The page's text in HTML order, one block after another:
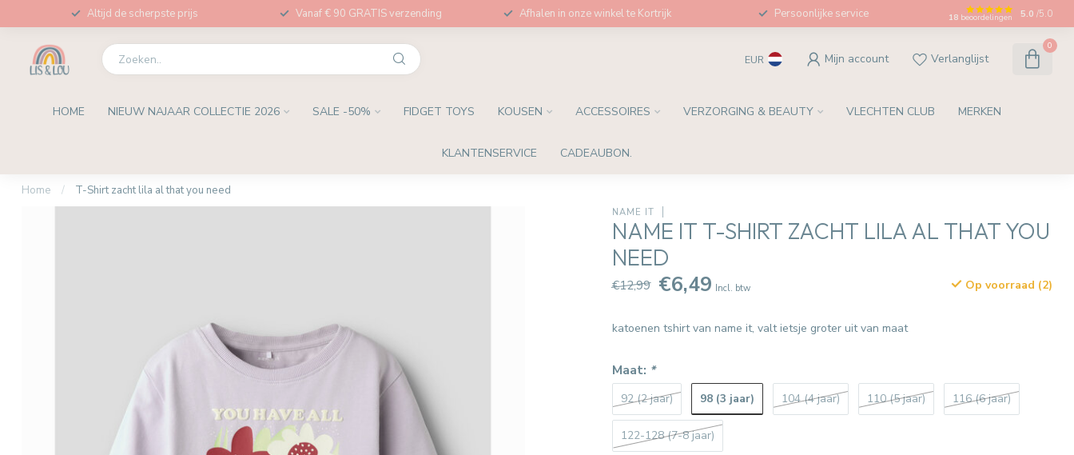
Altijd de scherpste prijs Vanaf € 90 GRATIS verzending Afhalen in onze winkel te Kortrijk Persoonlijke service 18 beoordelingen 5.0 /5.0
EUR Mijn account Verlanglijst
0
HOME NIEUW NAJAAR COLLECTIE 2026 SALE -50% FIDGET TOYS KOUSEN ACCESSOIRES VERZORGING & BEAUTY VLECHTEN CLUB MERKEN
KLANTENSERVICE CADEAUBON.
Home / T-Shirt zacht lila al that you need
NAME IT
NAME IT T-SHIRT ZACHT LILA AL THAT YOU
NEED
€12,99 €6,49 Incl. btw Op voorraad (2)
katoenen tshirt van name it, valt ietsje groter uit van maat
Maat: *
92 (2 jaar) 98 (3 jaar) 104 (4 jaar) 110 (5 jaar) 116 (6 jaar)
122-128 (7-8 jaar)